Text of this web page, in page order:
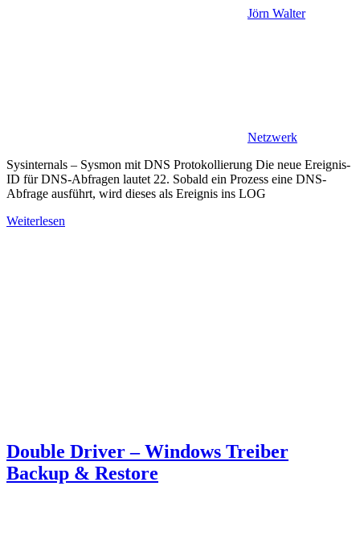
Jörn Walter
Netzwerk
Sysinternals – Sysmon mit DNS Protokollierung Die neue Ereignis-
ID für DNS-Abfragen lautet 22. Sobald ein Prozess eine DNS-
Abfrage ausführt, wird dieses als Ereignis ins LOG
Weiterlesen
Double Driver – Windows Treiber
Backup & Restore